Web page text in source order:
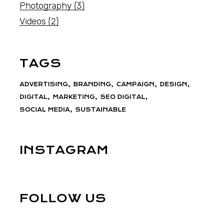
Photography (3)
Videos (2)
TAGS
ADVERTISING BRANDING CAMPAIGN
DESIGN
DIGITAL
MARKETING
SEO DIGITAL
SOCIAL MEDIA
SUSTAINABLE
INSTAGRAM
FOLLOW US